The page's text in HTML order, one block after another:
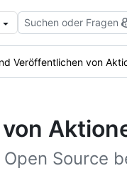
Suchen oder Fragen
Veröffentlichen von
Source